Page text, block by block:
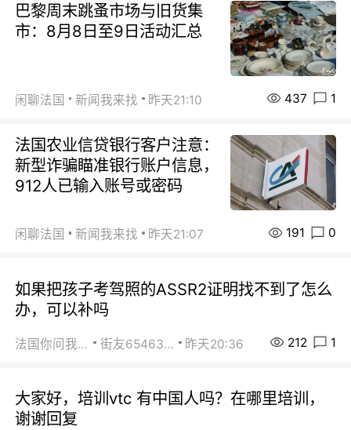
巴黎周末跳蚤市场与旧货集
市：8月8日至9日活动汇总
闲聊法国 新闻我来找 昨天21:10 437 1
法国农业信贷银行客户注意：
新型诈骗瞄准银行账户信息，
912人已输入账号或密码
闲聊法国 新闻我来找 昨天21:07 191 0
如果把孩子考驾照的ASSR2证明找不到了怎么
办，可以补吗
法国你问我答 街友65463281 昨天20:36 212 1
大家好，培训vtc 有中国人吗？在哪里培训，
谢谢回复